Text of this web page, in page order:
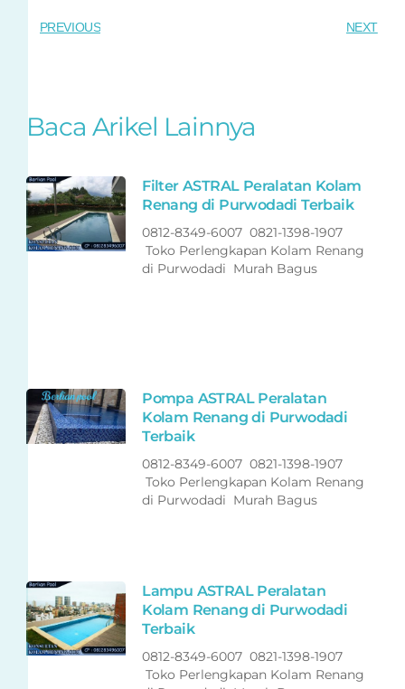
PREVIOUS NEXT
Baca Arikel Lainnya
Filter ASTRAL Peralatan Kolam
Renang di Purwodadi Terbaik
0812-8349-6007 0821-1398-1907
Toko Perlengkapan Kolam Renang
di Purwodadi Murah Bagus
Pompa ASTRAL Peralatan
Kolam Renang di Purwodadi
Terbaik
0812-8349-6007 0821-1398-1907
Toko Perlengkapan Kolam Renang
di Purwodadi Murah Bagus
Lampu ASTRAL Peralatan
Kolam Renang di Purwodadi
Terbaik
0812-8349-6007 0821-1398-1907
Toko Perlengkapan Kolam Renang